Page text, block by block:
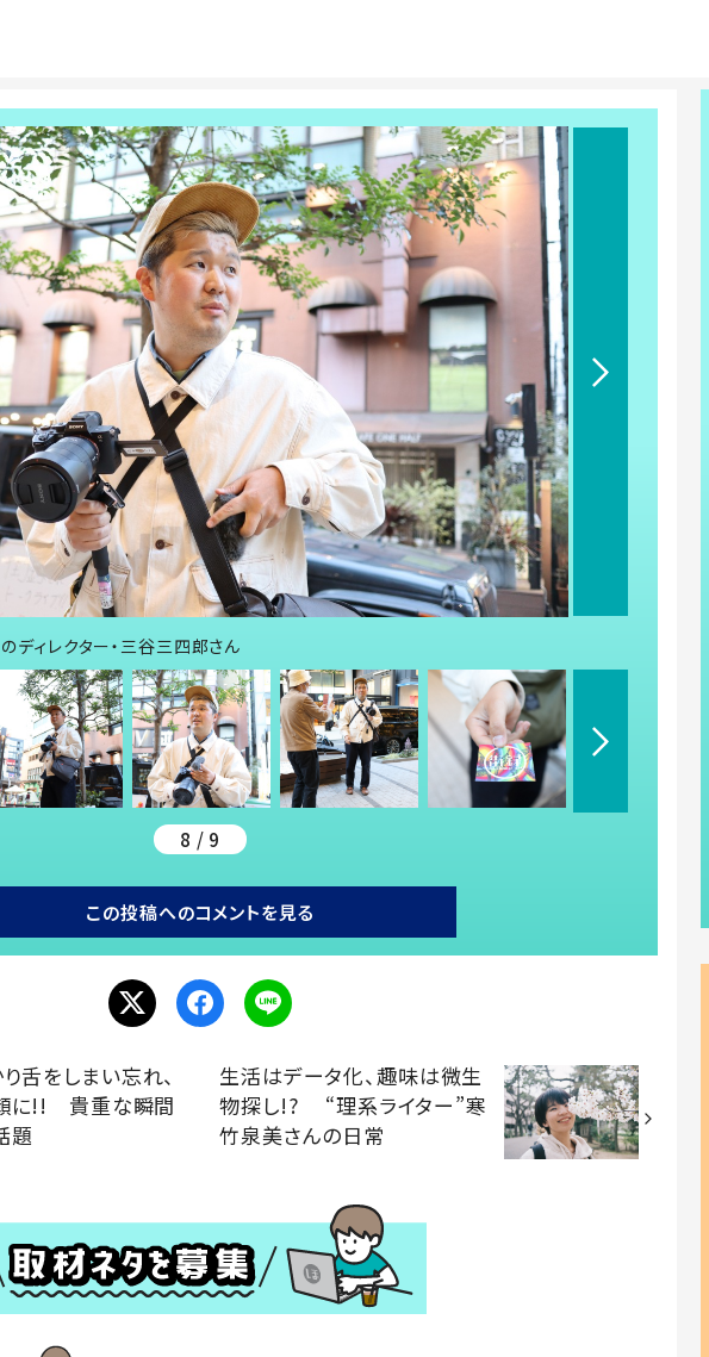
ディレクター・三谷三四郎さん
8 / 9
この投稿へのコメントを見る
舌をしまい忘れ、
に!! 貴重な瞬間
題
生活はデータ化、趣味は微生
物探し!? “理系ライター”寒
竹泉美さんの日常